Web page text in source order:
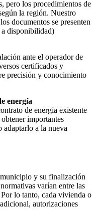
pero los procedimientos de
la región. Nuestro
documentos se presenten
a disponibilidad)
ante el operador de
certificados y
precisión y conocimiento
energía
de energía existente
importantes
adaptarlo a la nueva
y su finalización
varían entre las
lo tanto, cada vivienda o
autorizaciones